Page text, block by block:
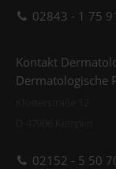
02843 - 1 75
Kontakt
Dermatologische
02152 - 5 50